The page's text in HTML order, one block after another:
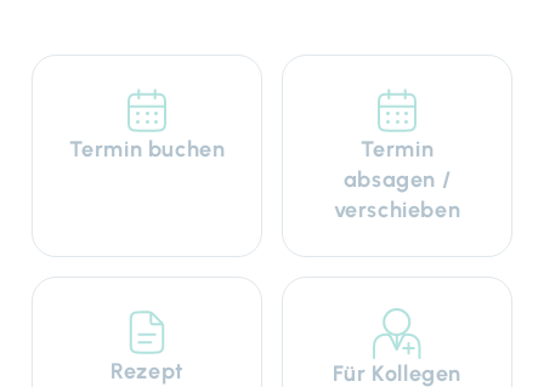
Termin buchen
Termin
absagen /
verschieben
Rezept
Für Kollegen